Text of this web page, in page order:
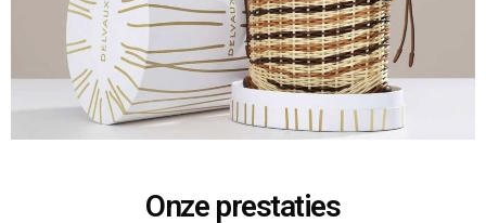
Onze prestaties